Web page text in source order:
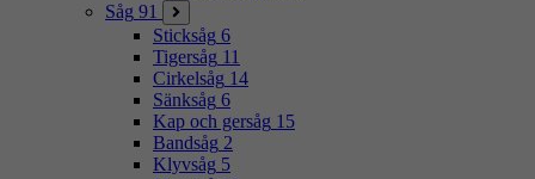
Såg 91
Sticksåg 6
Tigersåg 11
Cirkelsåg 14
Sänksåg 6
Kap och gersåg 15
Bandsåg 2
Klyvsåg 5